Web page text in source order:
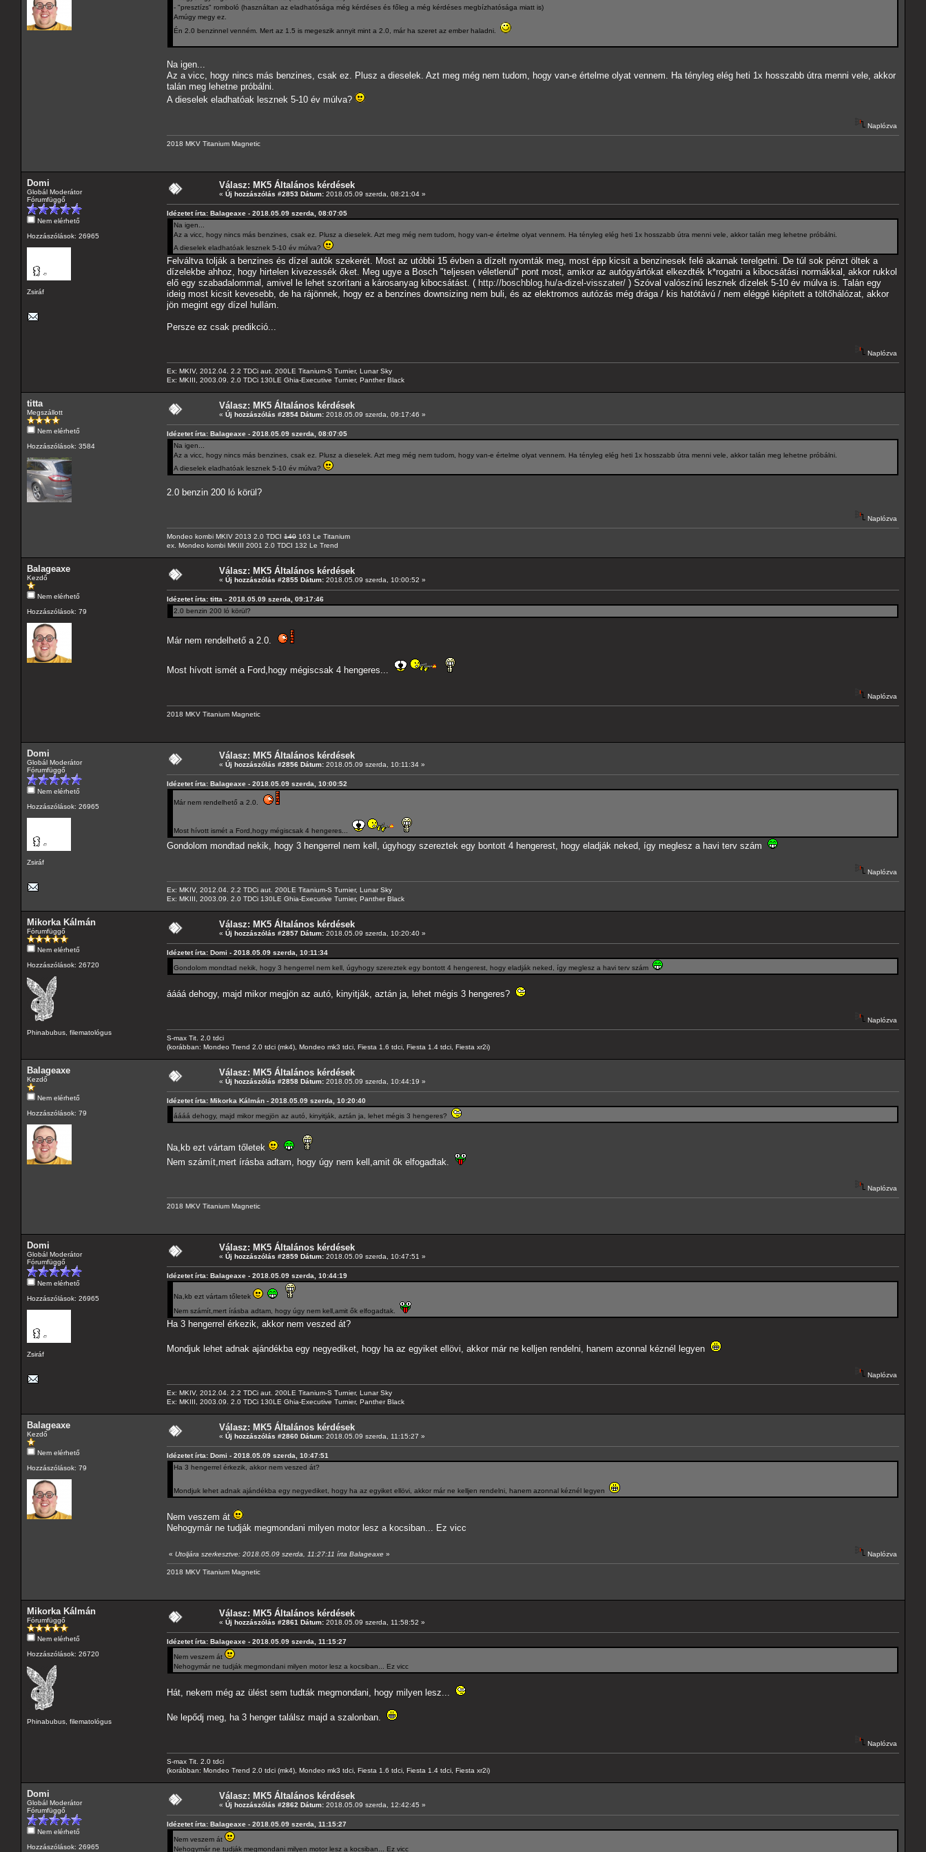
- "presztízs" romboló (használtan az eladhatósága még kérdéses és főleg a még kérdéses megbízhatósága miatt is)
Amúgy megy ez.
Én 2.0 benzinnel venném. Mert az 1.5 is megeszik annyit mint a 2.0, már ha szeret az ember haladni.
Na igen...
Az a vicc, hogy nincs más benzines, csak ez. Plusz a dieselek. Azt meg még nem tudom, hogy van-e értelme olyat vennem. Ha tényleg elég heti 1x hosszabb útra menni vele, akkor
talán meg lehetne próbálni.
A dieselek eladhatóak lesznek 5-10 év múlva?
Naplózva
2018 MKV Titanium Magnetic
Domi
Globál Moderátor
Fórumfüggő
Nem elérhető
Hozzászólások: 26965
Zsiráf
Válasz: MK5 Általános kérdések
« Új hozzászólás #2853 Dátum: 2018.05.09 szerda, 08:21:04 »
Idézetet írta: Balageaxe - 2018.05.09 szerda, 08:07:05
Na igen...
Az a vicc, hogy nincs más benzines, csak ez. Plusz a dieselek. Azt meg még nem tudom, hogy van-e értelme olyat vennem. Ha tényleg elég heti 1x hosszabb útra menni vele, akkor talán meg lehetne próbálni.
A dieselek eladhatóak lesznek 5-10 év múlva?
Felváltva tolják a benzines és dízel autók szekerét. Most az utóbbi 15 évben a dízelt nyomták meg, most épp kicsit a benzinesek felé akarnak terelgetni. De túl sok pénzt öltek a
dízelekbe ahhoz, hogy hirtelen kivezessék őket. Meg ugye a Bosch "teljesen véletlenül" pont most, amikor az autógyártókat elkezdték k*rogatni a kibocsátási normákkal, akkor rukkol
elő egy szabadalommal, amivel le lehet szorítani a károsanyag kibocsátást. ( http://boschblog.hu/a-dizel-visszater/ ) Szóval valószínű lesznek dízelek 5-10 év múlva is. Talán egy
ideig most kicsit kevesebb, de ha rájönnek, hogy ez a benzines downsizing nem buli, és az elektromos autózás még drága / kis hatótávú / nem eléggé kiépített a töltőhálózat, akkor
jön megint egy dízel hullám.
Persze ez csak predikció...
Naplózva
Ex: MKIV, 2012.04. 2.2 TDCi aut. 200LE Titanium-S Turnier, Lunar Sky
Ex: MKIII, 2003.09. 2.0 TDCi 130LE Ghia-Executive Turnier, Panther Black
titta
Megszállott
Nem elérhető
Hozzászólások: 3584
Válasz: MK5 Általános kérdések
« Új hozzászólás #2854 Dátum: 2018.05.09 szerda, 09:17:46 »
Idézetet írta: Balageaxe - 2018.05.09 szerda, 08:07:05
Na igen...
Az a vicc, hogy nincs más benzines, csak ez. Plusz a dieselek. Azt meg még nem tudom, hogy van-e értelme olyat vennem. Ha tényleg elég heti 1x hosszabb útra menni vele, akkor talán meg lehetne próbálni.
A dieselek eladhatóak lesznek 5-10 év múlva?
2.0 benzin 200 ló körül?
Naplózva
Mondeo kombi MKIV 2013 2.0 TDCI 140 163 Le Titanium
ex. Mondeo kombi MKIII 2001 2.0 TDCI 132 Le Trend
Balageaxe
Kezdő
Nem elérhető
Hozzászólások: 79
Válasz: MK5 Általános kérdések
« Új hozzászólás #2855 Dátum: 2018.05.09 szerda, 10:00:52 »
Idézetet írta: titta - 2018.05.09 szerda, 09:17:46
2.0 benzin 200 ló körül?
Már nem rendelhető a 2.0.
Most hívott ismét a Ford,hogy mégiscsak 4 hengeres...
Naplózva
2018 MKV Titanium Magnetic
Domi
Globál Moderátor
Fórumfüggő
Nem elérhető
Hozzászólások: 26965
Zsiráf
Válasz: MK5 Általános kérdések
« Új hozzászólás #2856 Dátum: 2018.05.09 szerda, 10:11:34 »
Idézetet írta: Balageaxe - 2018.05.09 szerda, 10:00:52
Már nem rendelhető a 2.0.
Most hívott ismét a Ford,hogy mégiscsak 4 hengeres...
Gondolom mondtad nekik, hogy 3 hengerrel nem kell, úgyhogy szereztek egy bontott 4 hengerest, hogy eladják neked, így meglesz a havi terv szám
Naplózva
Ex: MKIV, 2012.04. 2.2 TDCi aut. 200LE Titanium-S Turnier, Lunar Sky
Ex: MKIII, 2003.09. 2.0 TDCi 130LE Ghia-Executive Turnier, Panther Black
Mikorka Kálmán
Fórumfüggő
Nem elérhető
Hozzászólások: 26720
Phinabubus, filematológus
Válasz: MK5 Általános kérdések
« Új hozzászólás #2857 Dátum: 2018.05.09 szerda, 10:20:40 »
Idézetet írta: Domi - 2018.05.09 szerda, 10:11:34
Gondolom mondtad nekik, hogy 3 hengerrel nem kell, úgyhogy szereztek egy bontott 4 hengerest, hogy eladják neked, így meglesz a havi terv szám
áááá dehogy, majd mikor megjön az autó, kinyitják, aztán ja, lehet mégis 3 hengeres?
Naplózva
S-max Tit. 2.0 tdci
(korábban: Mondeo Trend 2.0 tdci (mk4), Mondeo mk3 tdci, Fiesta 1.6 tdci, Fiesta 1.4 tdci, Fiesta xr2i)
Balageaxe
Kezdő
Nem elérhető
Hozzászólások: 79
Válasz: MK5 Általános kérdések
« Új hozzászólás #2858 Dátum: 2018.05.09 szerda, 10:44:19 »
Idézetet írta: Mikorka Kálmán - 2018.05.09 szerda, 10:20:40
áááá dehogy, majd mikor megjön az autó, kinyitják, aztán ja, lehet mégis 3 hengeres?
Na,kb ezt vártam tőletek
Nem számít,mert írásba adtam, hogy úgy nem kell,amit ők elfogadtak.
Naplózva
2018 MKV Titanium Magnetic
Domi
Globál Moderátor
Fórumfüggő
Nem elérhető
Hozzászólások: 26965
Zsiráf
Válasz: MK5 Általános kérdések
« Új hozzászólás #2859 Dátum: 2018.05.09 szerda, 10:47:51 »
Idézetet írta: Balageaxe - 2018.05.09 szerda, 10:44:19
Na,kb ezt vártam tőletek
Nem számít,mert írásba adtam, hogy úgy nem kell,amit ők elfogadtak.
Ha 3 hengerrel érkezik, akkor nem veszed át?
Mondjuk lehet adnak ajándékba egy negyediket, hogy ha az egyiket ellövi, akkor már ne kelljen rendelni, hanem azonnal kéznél legyen
Naplózva
Ex: MKIV, 2012.04. 2.2 TDCi aut. 200LE Titanium-S Turnier, Lunar Sky
Ex: MKIII, 2003.09. 2.0 TDCi 130LE Ghia-Executive Turnier, Panther Black
Balageaxe
Kezdő
Nem elérhető
Hozzászólások: 79
Válasz: MK5 Általános kérdések
« Új hozzászólás #2860 Dátum: 2018.05.09 szerda, 11:15:27 »
Idézetet írta: Domi - 2018.05.09 szerda, 10:47:51
Ha 3 hengerrel érkezik, akkor nem veszed át?
Mondjuk lehet adnak ajándékba egy negyediket, hogy ha az egyiket ellövi, akkor már ne kelljen rendelni, hanem azonnal kéznél legyen
Nem veszem át
Nehogymár ne tudják megmondani milyen motor lesz a kocsiban... Ez vicc
« Utoljára szerkesztve: 2018.05.09 szerda, 11:27:11 írta Balageaxe » Naplózva
2018 MKV Titanium Magnetic
Mikorka Kálmán
Fórumfüggő
Nem elérhető
Hozzászólások: 26720
Phinabubus, filematológus
Válasz: MK5 Általános kérdések
« Új hozzászólás #2861 Dátum: 2018.05.09 szerda, 11:58:52 »
Idézetet írta: Balageaxe - 2018.05.09 szerda, 11:15:27
Nem veszem át
Nehogymár ne tudják megmondani milyen motor lesz a kocsiban... Ez vicc
Hát, nekem még az ülést sem tudták megmondani, hogy milyen lesz...
Ne lepődj meg, ha 3 henger találsz majd a szalonban.
Naplózva
S-max Tit. 2.0 tdci
(korábban: Mondeo Trend 2.0 tdci (mk4), Mondeo mk3 tdci, Fiesta 1.6 tdci, Fiesta 1.4 tdci, Fiesta xr2i)
Domi
Globál Moderátor
Fórumfüggő
Nem elérhető
Hozzászólások: 26965
Válasz: MK5 Általános kérdések
« Új hozzászólás #2862 Dátum: 2018.05.09 szerda, 12:42:45 »
Idézetet írta: Balageaxe - 2018.05.09 szerda, 11:15:27
Nem veszem át
Nehogymár ne tudják megmondani milyen motor lesz a kocsiban... Ez vicc